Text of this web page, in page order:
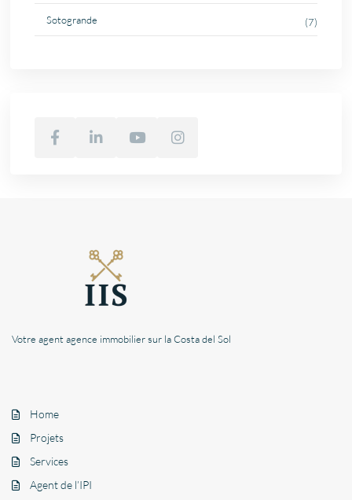
Sotogrande (7)
Votre agent agence immobilier sur la Costa del Sol
Home
Projets
Services
Agent de l’IPI